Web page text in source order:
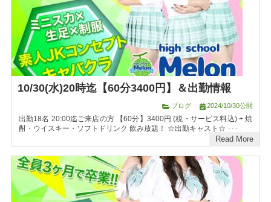
10/30(水)20時迄【60分3400円】＆出勤情報
ブログ 2024/10/30公開
出勤18名 20:00迄ご来店の方 【60分】3400円 (税・サービス料込) + 焼
酎・ウイスキー・ソフトドリンク 飲み放題！ ☆出勤キャスト☆ ･･･
Read More